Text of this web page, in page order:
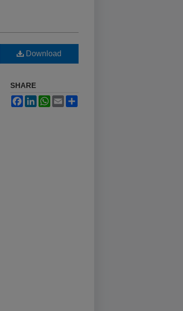
Download
SHARE
FacebookLinkedInWhatsApp
Email